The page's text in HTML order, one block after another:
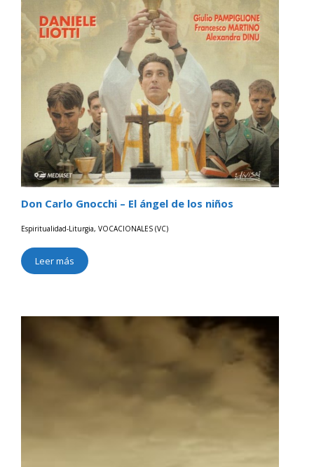
Don Carlo Gnocchi – El ángel de los niños
Espiritualidad-Liturgia, VOCACIONALES (VC)
Leer más